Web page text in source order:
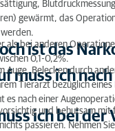
gewärmt, das
ist das
als bei anderen
0,1-0,2%.
muss ich
Auge, Belecken durch
Tierarzt bezüglich
es nach einer
ich bei
und behutsam mit
passieren. Nehmen